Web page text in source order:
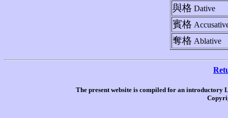
與格 Dative
賓格
奪格 Ablative
The present website is compiled for an introductory